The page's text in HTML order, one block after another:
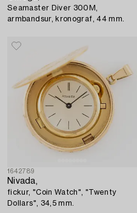
Seamaster Diver 300M,
armbandsur, kronograf, 44 mm.
1642789
Nivada,
fickur, "Coin Watch", "Twenty
Dollars", 34,5 mm.